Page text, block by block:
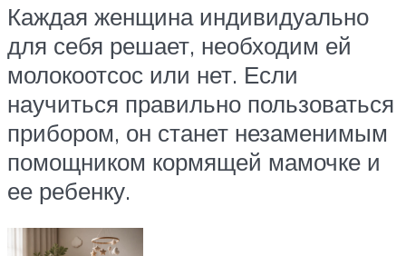
Каждая женщина индивидуально
для себя решает, необходим ей
молокоотсос или нет. Если
научиться правильно пользоваться
прибором, он станет незаменимым
помощником кормящей мамочке и
ее ребенку.